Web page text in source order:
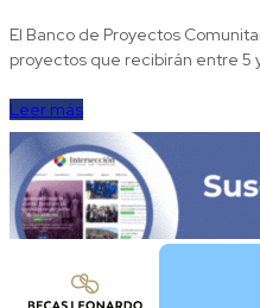
El Banco de Proyectos
proyectos que recibirán entre 5
Leer más